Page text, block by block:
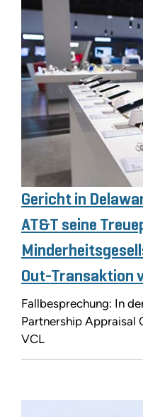
Gericht in
AT&T seine
Out-Transaktion
Fallbesprechung: In
Partnership Appraisal
VCL